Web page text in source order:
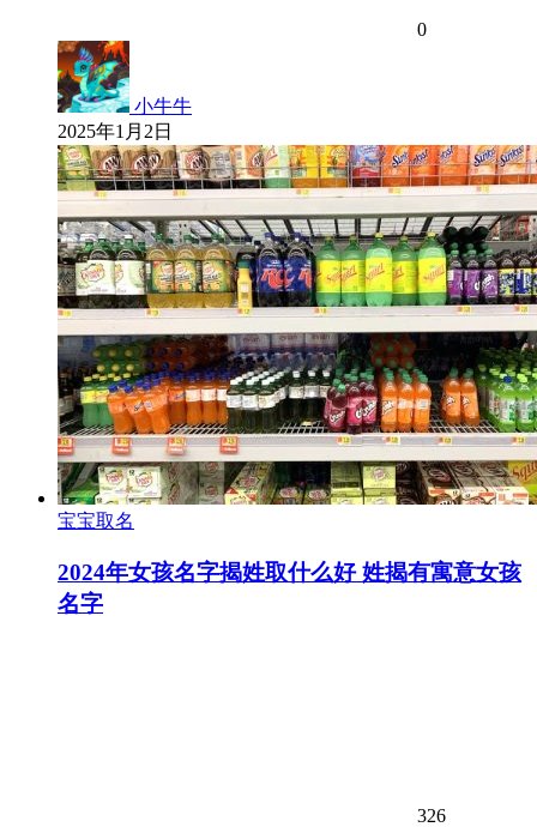
0
小牛牛
2025年1月2日
宝宝取名
2024年女孩名字揭姓取什么好 姓揭有寓意女孩
名字
326